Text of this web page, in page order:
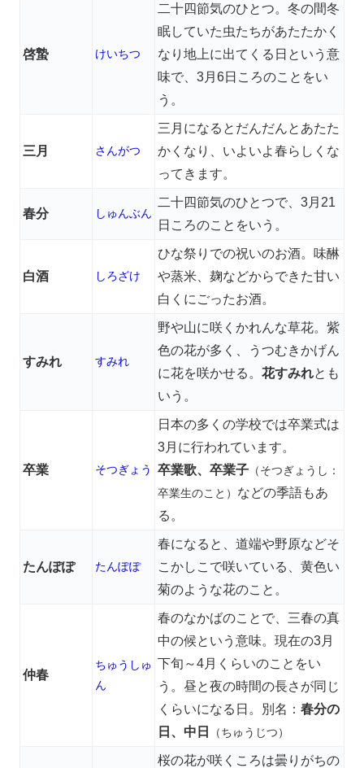
啓蟄 けいちつ
二十四節気のひとつ。冬の間冬
眠していた虫たちがあたたかく
なり地上に出てくる日という意
味で、3月6日ころのことをい
う。
三月 さんがつ
三月になるとだんだんとあたた
かくなり、いよいよ春らしくな
ってきます。
春分 しゅんぶん
二十四節気のひとつで、3月21
日ころのことをいう。
白酒 しろざけ
ひな祭りでの祝いのお酒。味醂
や蒸米、麹などからできた甘い
白くにごったお酒。
すみれ すみれ
野や山に咲くかれんな草花。紫
色の花が多く、うつむきかげん
に花を咲かせる。 花すみれとも
いう。
卒業 そつぎょう
日本の多くの学校では卒業式は
3月に行われています。
卒業歌、卒業子 （そつぎょうし：
卒業生のこと） などの季語もあ
る。
たんぽぽ たんぽぽ
春になると、道端や野原などそ
こかしこで咲いている、黄色い
菊のような花のこと。
仲春
ちゅうしゅ
ん
春のなかばのことで、三春の真
中の候という意味。現在の3月
下旬～4月くらいのことをい
う。昼と夜の時間の長さが同じ
くらいになる日。別名： 春分の
日、中日
（ちゅうじつ）
桜の花が咲くころは曇りがちの